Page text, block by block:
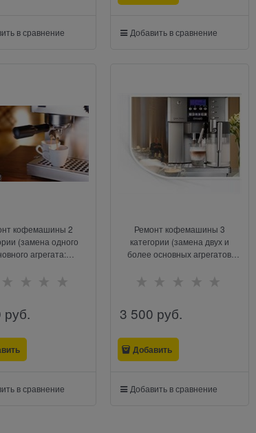
в сравнение Добавить в сравнение
кофемашины 2
(замена одного
агрегата:
высокого давления,
3 часа).
руб.
в сравнение
Ремонт кофемашины 3
категории (замена двух и
более основных агрегатов
времени 6 часов).
3 500 руб.
Добавить
Добавить в сравнение